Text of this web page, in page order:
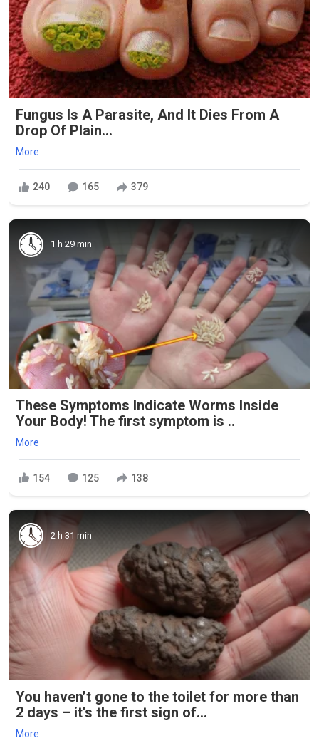
Fungus Is A Parasite, And It Dies From A
Drop Of Plain...
More
240 165 379
1 h 29 min
These Symptoms Indicate Worms Inside
Your Body! The first symptom is ..
More
154 125 138
2 h 31 min
You haven’t gone to the toilet for more than
2 days – it's the first sign of...
More